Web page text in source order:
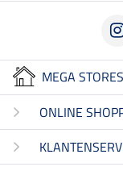
MEGA STORES
ONLINE